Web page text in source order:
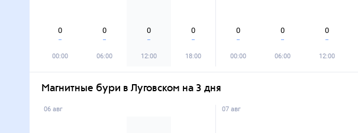
0
00:00
0
06:00
0
12:00
0
18:00
0
00:00
0
06:00
0
12:00
Магнитные бури в Луговском на 3 дня
06 авг 07 авг